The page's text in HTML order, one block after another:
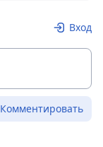
Вход
Комментировать